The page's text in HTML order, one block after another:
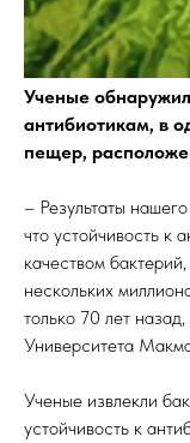
Ученые
антибиотикам, в
пещер,
– Результаты
что устойчивость к
качеством
нескольких
только 70 лет
Университета
Ученые извлекли
устойчивость к